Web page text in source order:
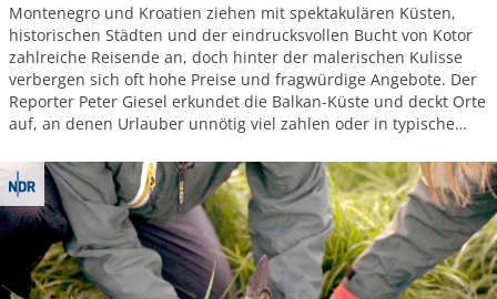
Montenegro und Kroatien ziehen mit spektakulären Küsten,
historischen Städten und der eindrucksvollen Bucht von Kotor
zahlreiche Reisende an, doch hinter der malerischen Kulisse
verbergen sich oft hohe Preise und fragwürdige Angebote. Der
Reporter Peter Giesel erkundet die Balkan-Küste und deckt Orte
auf, an denen Urlauber unnötig viel zahlen oder in typische